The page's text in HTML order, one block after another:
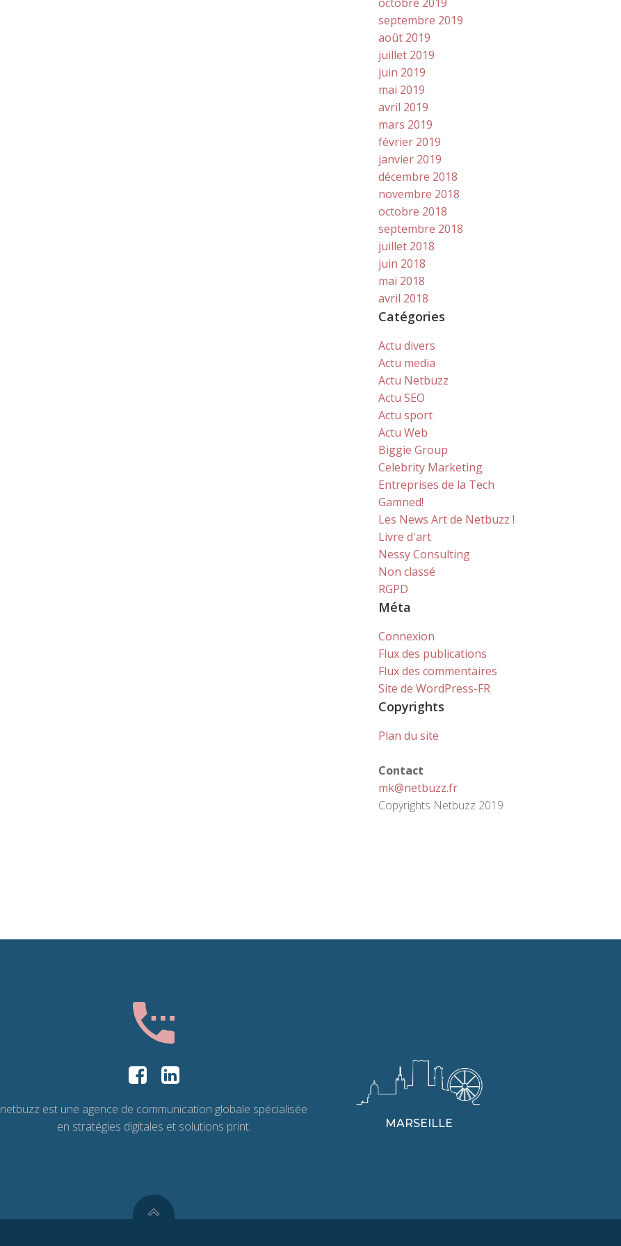
septembre 2019
août 2019
juillet 2019
juin 2019
mai 2019
avril 2019
mars 2019
février 2019
janvier 2019
décembre 2018
novembre 2018
octobre 2018
septembre 2018
juillet 2018
juin 2018
mai 2018
avril 2018
Catégories
Actu divers
Actu media
Actu Netbuzz
Actu SEO
Actu sport
Actu Web
Biggie Group
Celebrity Marketing
Entreprises de la Tech
Gamned!
Les News Art de Netbuzz !
Livre d'art
Nessy Consulting
Non classé
RGPD
Méta
Connexion
Flux des publications
Flux des commentaires
Site de WordPress-FR
Copyrights
Plan du site
Contact
mk@netbuzz.fr
Copyrights Netbuzz 2019
netbuzz est une agence de communication globale spécialisée
en stratégies digitales et solutions print.
MARSEILLE